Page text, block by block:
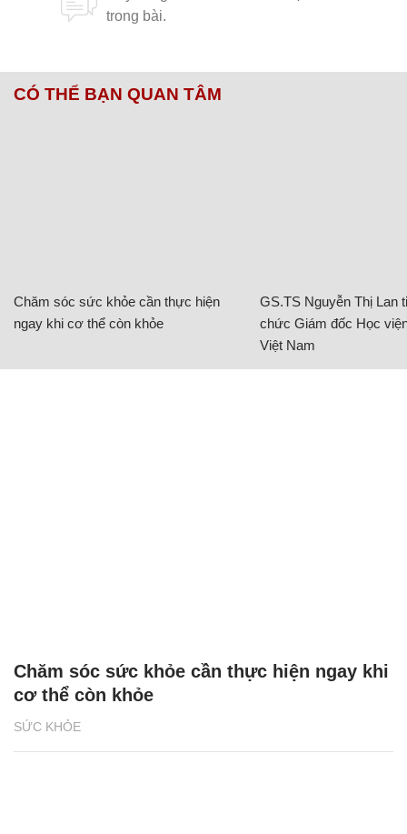
CÓ THỂ BẠN QUAN TÂM
Chăm sóc sức khỏe cần thực hiện
ngay khi cơ thể còn khỏe
GS.TS Nguyễn Thị Lan
chức Giám đốc Học
Việt Nam
SỨC KHỎE
Chăm sóc sức khỏe cần thực hiện ngay khi
cơ thể còn khỏe